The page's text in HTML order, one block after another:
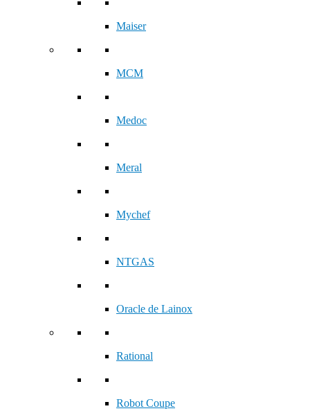
Maiser
MCM
Medoc
Meral
Mychef
NTGAS
Oracle de Lainox
Rational
Robot Coupe